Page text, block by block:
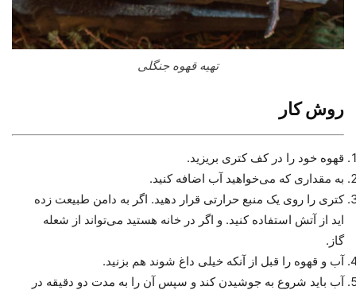
تهیه قهوه جنگلی
روش کار
قهوه خود را در کف کتری بریزید.
به مقداری که می‌خواهید آب اضافه کنید.
کتری را روی یک منبع حرارتی قرار دهید. اگر به دامن طبیعت زده
اید از آتش استفاده کنید. و اگر در خانه هستید می‌تواند از شعله
گاز.
آب و قهوه را قبل از آنکه خیلی داغ شوند هم بزنید.
آب باید شروع به جوشیدن کند و سپس آن را به مدت دو دقیقه در